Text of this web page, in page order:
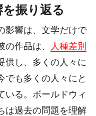
振り返る
影響は、文学だけで
作品は、
人種差別
供し、多くの人々に
でも多くの人々にと
いる。ボールドウィ
は過去の問題を理解